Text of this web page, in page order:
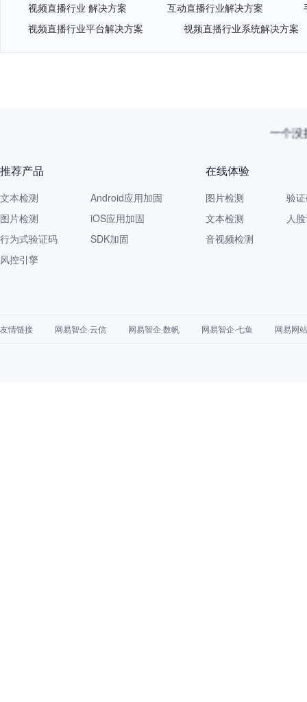
视频直播行业 解决方案
互动直播行业解决方案
视频直播行业平台解决方案
视频直播行业系统解决方案
一个没
推荐产品
文本检测
图片检测
行为式验证码
风控引擎
Android应用加固
iOS应用加固
SDK加固
在线体验
图片检测
文本检测
音视频检测
验
人
友情链接 网易智企·云信 网易智企·数帆 网易智企·七鱼 网易网